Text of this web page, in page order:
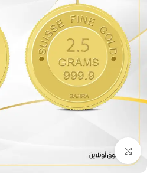
Click to enlarge